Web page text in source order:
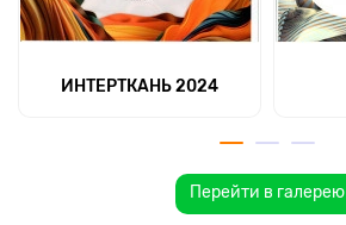
ИНТЕРТКАНЬ 2024
Перейти в галерею